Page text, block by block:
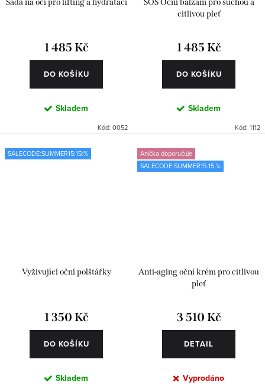
1 485 Kč
DO KOŠÍKU
Skladem
Kód: 0052
citlivou pleť
1 485 Kč
DO KOŠÍKU
Skladem
Kód: 1112
SALECODE:SUMMER15:15:%
Vyživující oční polštářky
1 350 Kč
DO KOŠÍKU
Skladem
Anička doporučuje
SALECODE:SUMMER15:15:%
Anti-aging oční krém pro citlivou
pleť
3 510 Kč
DETAIL
Vyprodáno